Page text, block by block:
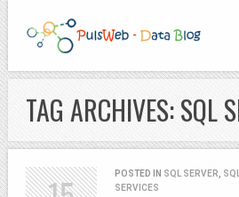
TAG ARCHIVES: SQL
POSTED IN SQL SERVER
SERVICES